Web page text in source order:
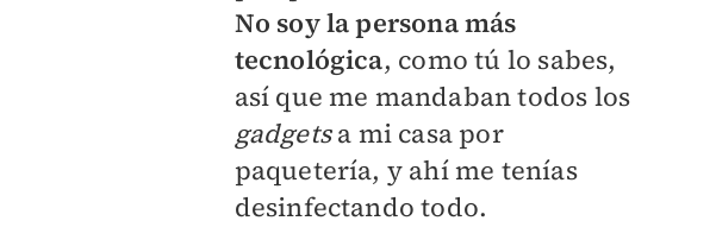
No soy la persona más
tecnológica, como tú lo sabes,
así que me mandaban todos los
gadgetsa mi casa por
paquetería, y ahí me tenías
desinfectando todo.